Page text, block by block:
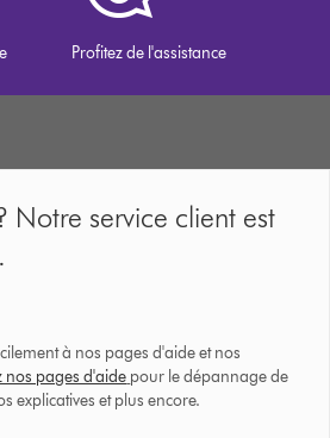
Profitez de l'assistance
Notre service client est
à nos pages d'aide et nos
nos pages d'aide pour le dépannage de
explicatives et plus encore.